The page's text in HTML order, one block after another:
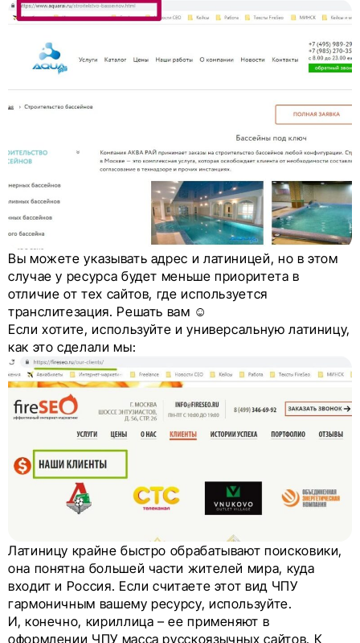
Вы можете указывать адрес и латиницей, но в этом
случае у ресурса будет меньше приоритета в
отличие от тех сайтов, где используется
транслитезация. Решать вам ☺
Если хотите, используйте и универсальную латиницу,
как это сделали мы:
Латиницу крайне быстро обрабатывают поисковики,
она понятна большей части жителей мира, куда
входит и Россия. Если считаете этот вид ЧПУ
гармоничным вашему ресурсу, используйте.
И, конечно, кириллица – ее применяют в
оформлении ЧПУ масса русскоязычных сайтов. К